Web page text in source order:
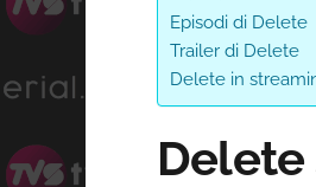
Episodi di Delete
Trailer di Delete
Delete in
Delete